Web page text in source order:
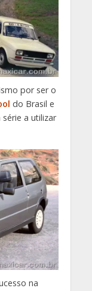
por ser o
do Brasil e
a utilizar
na